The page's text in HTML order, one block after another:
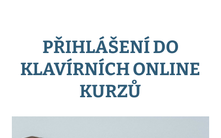
PŘIHLÁŠENÍ DO
KLAVÍRNÍCH ONLINE
KURZŮ